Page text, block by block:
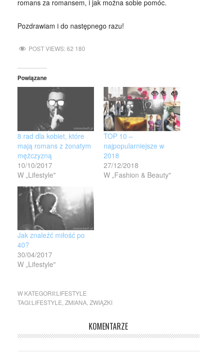
romans za romansem, i jak można sobie pomóc.
Pozdrawiam i do następnego razu!
POST VIEWS:62 180
Powiązane
8 rad dla kobiet, które
mają romans z żonatym
mężczyzną
10/10/2017
W „Lifestyle"
TOP 10 –
najpopularniejsze w
2018
27/12/2018
W „Fashion & Beauty"
Jak znaleźć miłość po
40?
30/04/2017
W „Lifestyle"
W KATEGORII:LIFESTYLE
TAGI:LIFESTYLE ZMIANA, ZWIĄZKI
KOMENTARZE